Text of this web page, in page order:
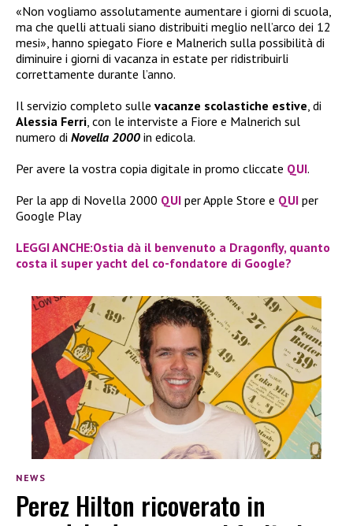
«Non vogliamo assolutamente aumentare i giorni di scuola,
ma che quelli attuali siano distribuiti meglio nell’arco dei 12
mesi», hanno spiegato Fiore e Malnerich sulla possibilità di
diminuire i giorni di vacanza in estate per ridistribuirli
correttamente durante l’anno.
Il servizio completo sulle vacanze scolastiche estive, di
Alessia Ferri, con le interviste a Fiore e Malnerich sul
numero di Novella 2000 in edicola.
Per avere la vostra copia digitale in promo cliccate QUI.
Per la app di Novella 2000 QUI per Apple Store e QUI per
Google Play
LEGGI ANCHE:Ostia dà il benvenuto a Dragonfly, quanto
costa il super yacht del co-fondatore di Google?
NEWS
Perez Hilton ricoverato in